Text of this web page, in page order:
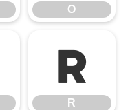
O
R
R